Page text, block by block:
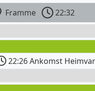
Framme
22:32
22:26 Ankomst